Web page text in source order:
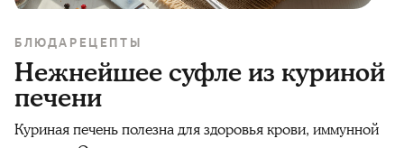
БЛЮДА РЕЦЕПТЫ
Нежнейшее суфле из куриной
печени
Куриная печень полезна для здоровья крови, иммунной